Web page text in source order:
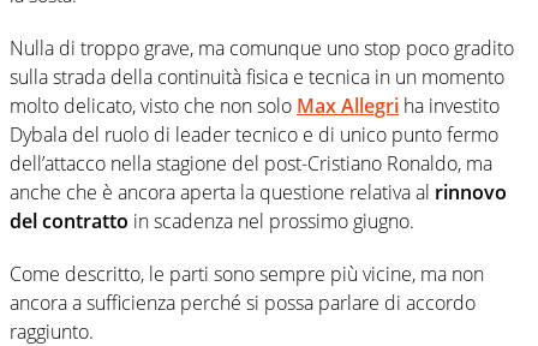
Nulla di troppo grave, ma comunque uno stop poco gradito
sulla strada della continuità fisica e tecnica in un momento
molto delicato, visto che non solo Max Allegri ha investito
Dybala del ruolo di leader tecnico e di unico punto fermo
dell’attacco nella stagione del post-Cristiano Ronaldo, ma
anche che è ancora aperta la questione relativa al rinnovo
del contratto in scadenza nel prossimo giugno.
Come descritto, le parti sono sempre più vicine, ma non
ancora a sufficienza perché si possa parlare di accordo
raggiunto.